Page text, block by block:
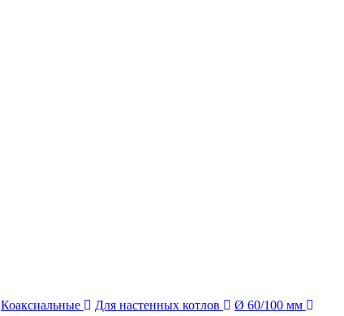
Коаксиальные Для настенных котлов
Ø 60/100 мм